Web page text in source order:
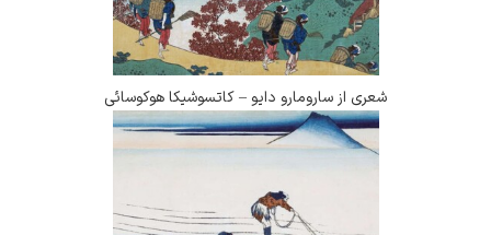
از سارومارو دایو – کاتسوشیکا هوکوسائی